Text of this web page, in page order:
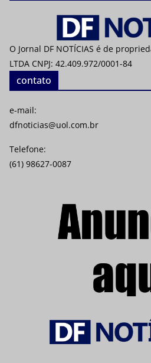
O Jornal DF NOTÍCIAS é de
LTDA CNPJ: 42.409.972/0001-84
contato
e-mail:
dfnoticias@uol.com.br
Telefone:
(61) 98627-0087